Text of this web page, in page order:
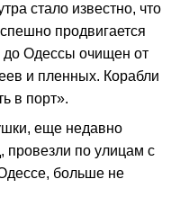
стало известно, что
продвигается
до Одессы очищен от
и пленных. Корабли
в порт».
еще недавно
провезли по улицам с
больше не